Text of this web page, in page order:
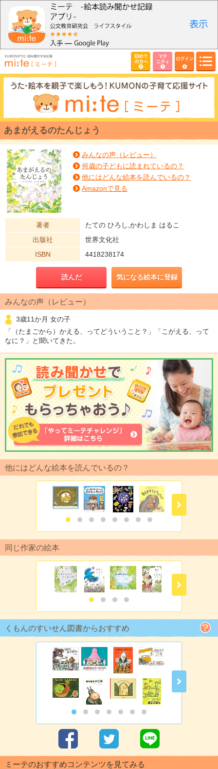
初めて
の方へ
マタ
ニティ
ログイン
あまがえるのたんじょう
みんなの声（レビュー）
何歳の子どもに読まれているの？
他にはどんな絵本を読んでいるの？
Amazonで見る
著者
たての ひろし,かわしま はるこ
出版社
世界文化社
ISBN
4418238174
読んだ 気になる絵本に登録
みんなの声（レビュー）
3歳11か月 女の子
「（たまごから）かえる、ってどういうこと？」「こがえる、って
なに？」と聞いてきた。
他にはどんな絵本を読んでいるの？
同じ作家の絵本
くもんのすいせん図書からおすすめ
ミーテのおすすめコンテンツを見てみる